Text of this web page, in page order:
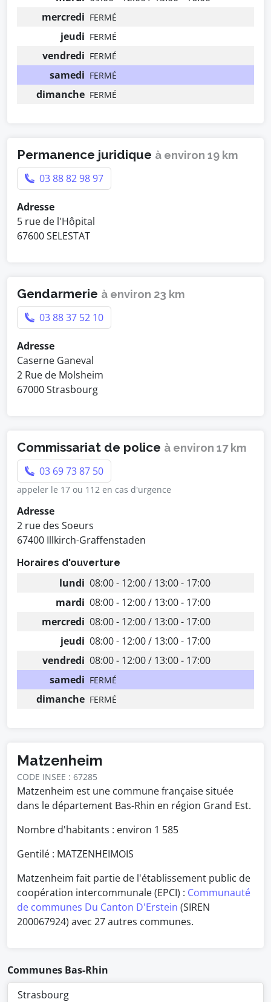
mercredi FERMÉ
jeudi FERMÉ
vendredi FERMÉ
samedi FERMÉ
dimanche FERMÉ
Permanence juridique à environ 19 km
03 88 82 98 97
Adresse
5 rue de l'Hôpital
67600 SELESTAT
Gendarmerie à environ 23 km
03 88 37 52 10
Adresse
Caserne Ganeval
2 Rue de Molsheim
67000 Strasbourg
Commissariat de police à environ 17 km
03 69 73 87 50
appeler le 17 ou 112 en cas d'urgence
Adresse
2 rue des Soeurs
67400 Illkirch-Graffenstaden
Horaires d'ouverture
lundi 08:00 - 12:00 / 13:00 - 17:00
mardi 08:00 - 12:00 / 13:00 - 17:00
mercredi 08:00 - 12:00 / 13:00 - 17:00
jeudi 08:00 - 12:00 / 13:00 - 17:00
vendredi 08:00 - 12:00 / 13:00 - 17:00
samedi FERMÉ
dimanche FERMÉ
Matzenheim
CODE INSEE : 67285
Matzenheim est une commune française située
dans le département Bas-Rhin en région Grand Est.
Nombre d'habitants : environ 1 585
Gentilé : MATZENHEIMOIS
Matzenheim fait partie de l'établissement public de
coopération intercommunale (EPCI) : Communauté
de communes Du Canton D'Erstein (SIREN
200067924) avec 27 autres communes.
Communes Bas-Rhin
Strasbourg